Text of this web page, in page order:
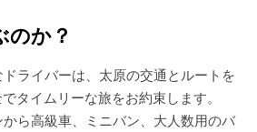
のか？
ライバーは、太原の交通とルートを
タイムリーな旅をお約束します。
ら高級車、ミニバン、大人数用のバ